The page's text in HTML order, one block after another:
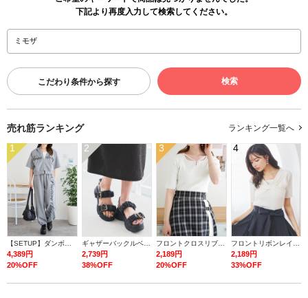
下記より再度入力して検索してください。
こだわり条件から探す
売れ筋ランキング ランキング一覧へ
1
4,389円
20%OFF
2
ギャザーバックルベルトスポーツサンダル
2,739円
38%OFF
3
2,189円
20%OFF
4
2,189円
33%OFF